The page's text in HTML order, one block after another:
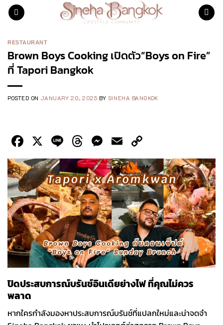
Skip
RESTAURANT
Brown Boys Cooking เปิดตัว“Boys on Fire”
ที่ Tapori Bangkok
POSTED ON JANUARY 20, 2025 BY SINEHA BANGKOK
Facebook
X LineThreads
Messenger
Email
Link
ปิดประสบการณ์บรันช์อินเดียย่างไฟ ที่คุณไม่ควร
พลาด
หากใครกำลังมองหาประสบการณ์บรันช์ที่แปลกใหม่และน่าจดจำ